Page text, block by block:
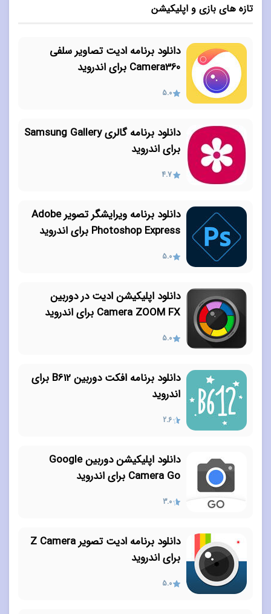
تازه های بازی و اپلیکیشن
دانلود برنامه ادیت تصاویر سلفی
Camera360 برای اندروید
5.0
دانلود برنامه گالری Samsung Gallery
برای اندروید
4.7
دانلود برنامه ویرایشگر تصویر Adobe
Photoshop Express برای اندروید
5.0
دانلود اپلیکیشن ادیت در دوربین
Camera ZOOM FX برای اندروید
5.0
دانلود برنامه افکت دوربین B612 برای
اندروید
2.6
دانلود اپلیکیشن دوربین Google
Camera Go برای اندروید
3.0
دانلود برنامه ادیت تصویر Z Camera
برای اندروید
5.0